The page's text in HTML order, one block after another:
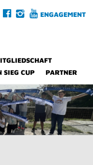
ENGAGEMENT
SIEG CUP PARTNER